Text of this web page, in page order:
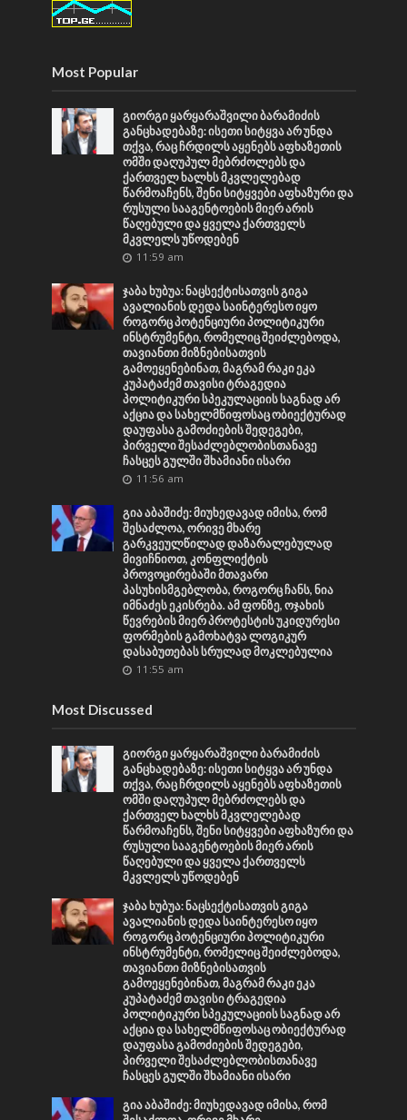
Most Popular
გიორგი ყარყარაშვილი ბარამიძის
განცხადებაზე: ისეთი სიტყვა არ უნდა
თქვა, რაც ჩრდილს აყენებს აფხაზეთის
ომში დაღუპულ მებრძოლებს და
ქართველ ხალხს მკვლელებად
წარმოაჩენს, შენი სიტყვები აფხაზური და
რუსული სააგენტოების მიერ არის
წაღებული და ყველა ქართველს
მკვლელს უწოდებენ
11:59 am
ჯაბა ხუბუა: ნაცსექტისათვის გიგა
ავალიანის დედა საინტერესო იყო
როგორც პოტენციური პოლიტიკური
ინსტრუმენტი, რომელიც შეიძლებოდა,
თავიანთი მიზნებისათვის
გამოეყენებინათ, მაგრამ რაკი ეკა
კუპატაძემ თავისი ტრაგედია
პოლიტიკური სპეკულაციის საგნად არ
აქცია და სახელმწიფოსაც ობიექტურად
დაუფასა გამოძიების შედეგები,
პირველი შესაძლებლობისთანავე
ჩასცეს გულში შხამიანი ისარი
11:56 am
გია აბაშიძე: მიუხედავად იმისა, რომ
შესაძლოა, ორივე მხარე
გარკვეულწილად დაზარალებულად
მივიჩნიოთ, კონფლიქტის
პროვოცირებაში მთავარი
პასუხისმგებლობა, როგორც ჩანს, ნია
იმნაძეს ეკისრება. ამ ფონზე, ოჯახის
წევრების მიერ პროტესტის უკიდურესი
ფორმების გამოხატვა ლოგიკურ
დასაბუთებას სრულად მოკლებულია
11:55 am
Most Discussed
გიორგი ყარყარაშვილი ბარამიძის
განცხადებაზე: ისეთი სიტყვა არ უნდა
თქვა, რაც ჩრდილს აყენებს აფხაზეთის
ომში დაღუპულ მებრძოლებს და
ქართველ ხალხს მკვლელებად
წარმოაჩენს, შენი სიტყვები აფხაზური და
რუსული სააგენტოების მიერ არის
წაღებული და ყველა ქართველს
მკვლელს უწოდებენ
ჯაბა ხუბუა: ნაცსექტისათვის გიგა
ავალიანის დედა საინტერესო იყო
როგორც პოტენციური პოლიტიკური
ინსტრუმენტი, რომელიც შეიძლებოდა,
თავიანთი მიზნებისათვის
გამოეყენებინათ, მაგრამ რაკი ეკა
კუპატაძემ თავისი ტრაგედია
პოლიტიკური სპეკულაციის საგნად არ
აქცია და სახელმწიფოსაც ობიექტურად
დაუფასა გამოძიების შედეგები,
პირველი შესაძლებლობისთანავე
ჩასცეს გულში შხამიანი ისარი
გია აბაშიძე: მიუხედავად იმისა, რომ